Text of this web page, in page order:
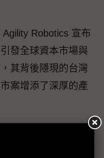
Robotics 宣布
發全球資本市場與
其背後隱現的台灣
案增添了深厚的產
投資人名單中，全球
具層次感。鴻海先